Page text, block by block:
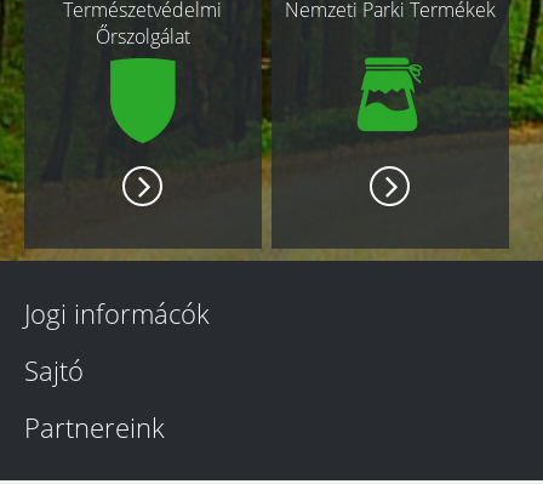
Természetvédelmi
Őrszolgálat
Nemzeti Parki Termékek
Jogi informácók
Sajtó
Partnereink